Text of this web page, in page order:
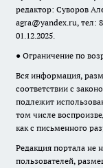
редактор: Суворов
agra@yandex.ru, тел:
01.12.2025.
● Ограничение по
Вся информация,
соответствии с
подлежит
том числе
как с письменного
Редакция портала не
пользователей,